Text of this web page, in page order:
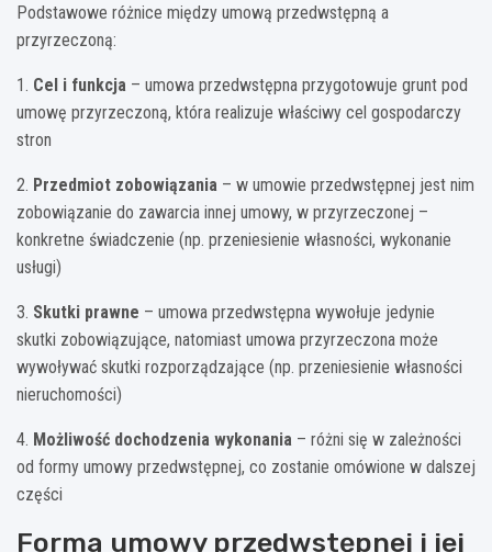
Podstawowe różnice między umową przedwstępną a
przyrzeczoną:
1. Cel i funkcja – umowa przedwstępna przygotowuje grunt pod
umowę przyrzeczoną, która realizuje właściwy cel gospodarczy
stron
2. Przedmiot zobowiązania – w umowie przedwstępnej jest nim
zobowiązanie do zawarcia innej umowy, w przyrzeczonej –
konkretne świadczenie (np. przeniesienie własności, wykonanie
usługi)
3. Skutki prawne – umowa przedwstępna wywołuje jedynie
skutki zobowiązujące, natomiast umowa przyrzeczona może
wywoływać skutki rozporządzające (np. przeniesienie własności
nieruchomości)
4. Możliwość dochodzenia wykonania – różni się w zależności
od formy umowy przedwstępnej, co zostanie omówione w dalszej
części
Forma umowy przedwstępnej i jej